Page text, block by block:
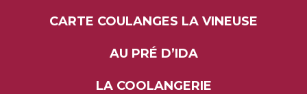
CARTE COULANGES LA VINEUSE
AU PRÉ D’IDA
LA COOLANGERIE